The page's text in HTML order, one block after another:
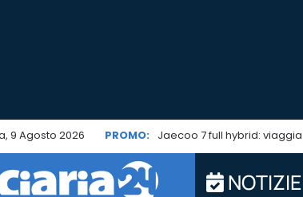
9 Agosto 2026 PROMO:
NOTIZIE